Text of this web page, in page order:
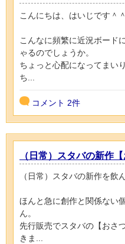
こんにちは、はいじです＾＾
こんなに頻繁に近況ボード
ゃるのでしょうか。
ちょっと心配になってまい
ち...
コメント 2件
（日常）スタバの新作
（日常）スタバの新作を飲
ほんと急に創作と関係ない
ん。
先行販売でスタバの【おさ
きま...